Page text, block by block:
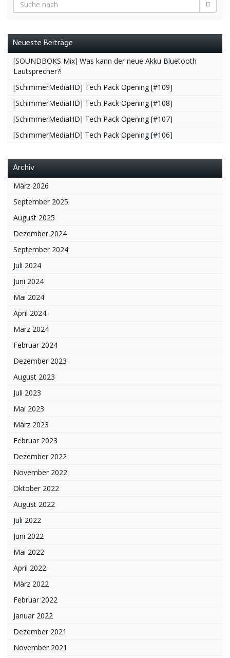
Neueste Beiträge
[SOUNDBOKS Mix] Was kann der neue Akku Bluetooth
Lautsprecher?!
[SchimmerMediaHD] Tech Pack Opening [#109]
[SchimmerMediaHD] Tech Pack Opening [#108]
[SchimmerMediaHD] Tech Pack Opening [#107]
[SchimmerMediaHD] Tech Pack Opening [#106]
Archiv
März 2026
September 2025
August 2025
Dezember 2024
September 2024
Juli 2024
Juni 2024
Mai 2024
April 2024
März 2024
Februar 2024
Dezember 2023
August 2023
Juli 2023
Mai 2023
März 2023
Februar 2023
Dezember 2022
November 2022
Oktober 2022
August 2022
Juli 2022
Juni 2022
Mai 2022
April 2022
März 2022
Februar 2022
Januar 2022
Dezember 2021
November 2021